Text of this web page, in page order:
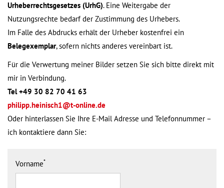
Urheberrechtsgesetzes (UrhG). Eine Weitergabe der
Nutzungsrechte bedarf der Zustimmung des Urhebers.
Im Falle des Abdrucks erhält der Urheber kostenfrei ein
Belegexemplar, sofern nichts anderes vereinbart ist.
Für die Verwertung meiner Bilder setzen Sie sich bitte direkt mit
mir in Verbindung.
Tel +49 30 82 70 41 63
philipp.heinisch1@t-online.de
Oder hinterlassen Sie Ihre E-Mail Adresse und Telefonnummer –
ich kontaktiere dann Sie:
Vorname*